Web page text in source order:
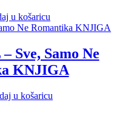
u košaricu
Sve, Samo Ne
KNJIGA
u košaricu